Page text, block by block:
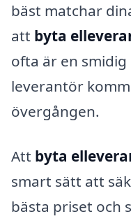
bäst matchar
att byta
ofta är en smidig
leverantör
övergången.
Att byta
smart sätt att
bästa priset och